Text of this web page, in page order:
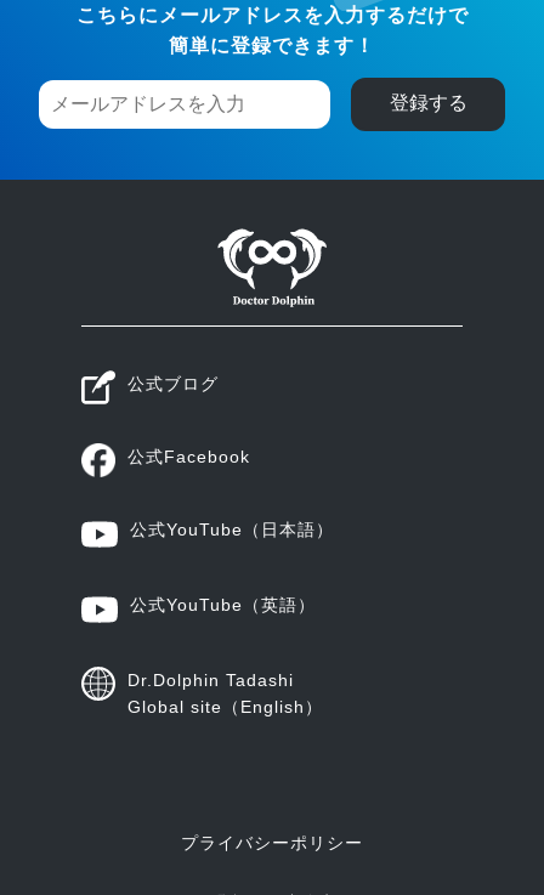
こちらにメールアドレスを入力するだけで
簡単に登録できます！
公式ブログ
公式Facebook
公式YouTube （日本語）
公式YouTube （英語）
Dr.Dolphin Tadashi
Global site（English）
プライバシーポリシー